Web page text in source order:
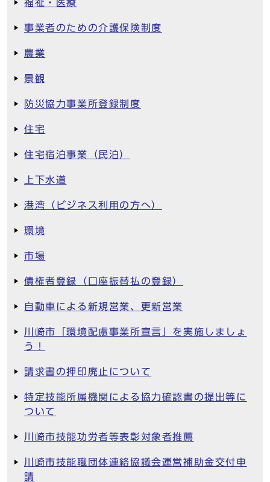
福祉・医療
事業者のための介護保険制度
農業
景観
防災協力事業所登録制度
住宅
住宅宿泊事業（民泊）
上下水道
港湾（ビジネス利用の方へ）
環境
市場
債権者登録（口座振替払の登録）
自動車による新規営業、更新営業
川崎市「環境配慮事業所宣言」を実施しましょ
う！
請求書の押印廃止について
特定技能所属機関による協力確認書の提出等に
ついて
川崎市技能功労者等表彰対象者推薦
川崎市技能職団体連絡協議会運営補助金交付申
請